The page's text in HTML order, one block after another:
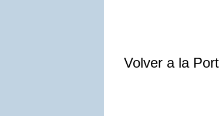
Volver a la